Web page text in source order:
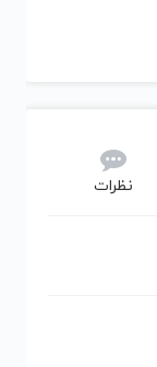
نظرات